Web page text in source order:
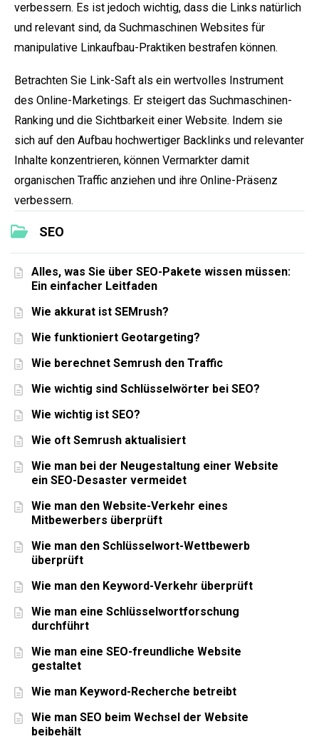
SEO
Alles, was Sie über SEO-Pakete wissen müssen:
Ein einfacher Leitfaden
Wie akkurat ist SEMrush?
Wie funktioniert Geotargeting?
Wie berechnet Semrush den Traffic
Wie wichtig sind Schlüsselwörter bei SEO?
Wie wichtig ist SEO?
Wie oft Semrush aktualisiert
Wie man bei der Neugestaltung einer Website
ein SEO-Desaster vermeidet
Wie man den Website-Verkehr eines
Mitbewerbers überprüft
Wie man den Schlüsselwort-Wettbewerb
überprüft
Wie man den Keyword-Verkehr überprüft
Wie man eine Schlüsselwortforschung
durchführt
Wie man eine SEO-freundliche Website
gestaltet
Wie man Keyword-Recherche betreibt
Wie man SEO beim Wechsel der Website
beibehält
verbessern. Es ist jedoch wichtig, dass die Links natürlich
und relevant sind, da Suchmaschinen Websites für
manipulative Linkaufbau-Praktiken bestrafen können.
Betrachten Sie Link-Saft als ein wertvolles Instrument
des Online-Marketings. Er steigert das Suchmaschinen-
Ranking und die Sichtbarkeit einer Website. Indem sie
sich auf den Aufbau hochwertiger Backlinks und relevanter
Inhalte konzentrieren, können Vermarkter damit
organischen Traffic anziehen und ihre Online-Präsenz
verbessern.